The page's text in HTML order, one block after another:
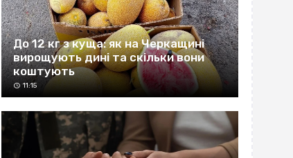
До 12 кг з куща: як на Черкащині
вирощують дині та скільки вони
коштують
11:15